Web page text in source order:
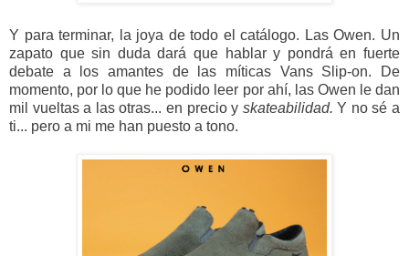
Y para terminar, la joya de todo el catálogo. Las Owen. Un
zapato que sin duda dará que hablar y pondrá en fuerte
debate a los amantes de las míticas Vans Slip-on. De
momento, por lo que he podido leer por ahí, las Owen le dan
mil vueltas a las otras... en precio y skateabilidad.Y no sé a
ti... pero a mi me han puesto a tono.